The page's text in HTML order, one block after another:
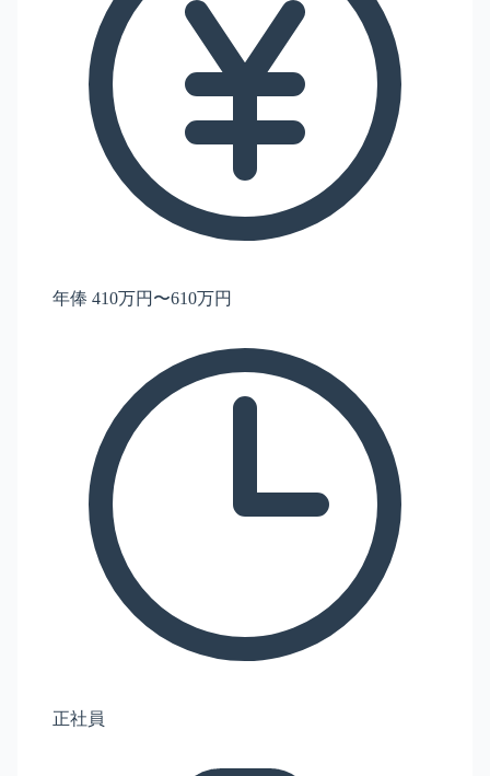
年俸 410万円〜610万円
正社員